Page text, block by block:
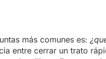
más comunes es:
entre cerrar un trato